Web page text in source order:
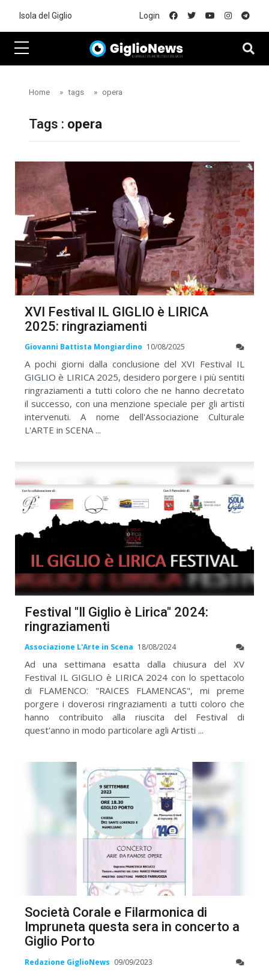
Isola del Giglio Login
Home tags opera
Tags : opera
XVI Festival IL GIGLIO è LIRICA
2025: ringraziamenti
Giovanni Battista Mongiardino 10/08/2025
A pochi giorni dalla conclusione del XVI Festival IL
GIGLIO è LIRICA 2025, desidero porgere i più sentiti
ringraziamenti a tutti coloro che ne hanno decretato
il successo, con una menzione speciale per gli artisti
intervenuti. A nome dell'Associazione Culturale
L'ARTE in SCENA ...
Festival "Il Giglio è Lirica" 2024:
ringraziamenti
Associazione L'Arte in Scena 18/08/2024
Ad una settimana esatta dalla chiusura del XV
Festival IL GIGLIO è LIRICA 2024 con lo spettacolo
di FLAMENCO: "RAICES FLAMENCAS", mi preme
porgere i doverosi ringraziamenti a tutti coloro che
hanno contribuito alla riuscita del Festival di
quest'anno in modo particolare agli Artisti ...
Società Corale e Filarmonica di
Impruneta questa sera in concerto a
Giglio Porto
Redazione GiglioNews 09/09/2023